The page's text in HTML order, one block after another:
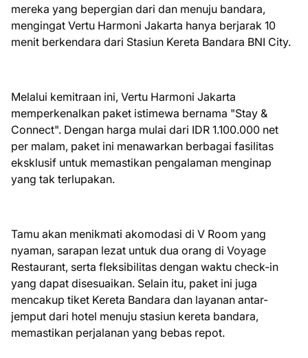
mereka yang bepergian dari dan menuju bandara,
mengingat Vertu Harmoni Jakarta hanya berjarak 10
menit berkendara dari Stasiun Kereta Bandara BNI City.
Melalui kemitraan ini, Vertu Harmoni Jakarta
memperkenalkan paket istimewa bernama "Stay &
Connect". Dengan harga mulai dari IDR 1.100.000 net
per malam, paket ini menawarkan berbagai fasilitas
eksklusif untuk memastikan pengalaman menginap
yang tak terlupakan.
Tamu akan menikmati akomodasi di V Room yang
nyaman, sarapan lezat untuk dua orang di Voyage
Restaurant, serta fleksibilitas dengan waktu check-in
yang dapat disesuaikan. Selain itu, paket ini juga
mencakup tiket Kereta Bandara dan layanan antar-
jemput dari hotel menuju stasiun kereta bandara,
memastikan perjalanan yang bebas repot.